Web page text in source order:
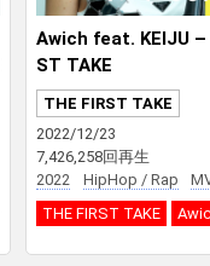
Awich feat. KEIJU
ST TAKE
THE FIRST TAKE
2022/12/23
7,426,258回再生
2022
HipHop / Rap
THE FIRST TAKE